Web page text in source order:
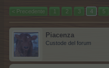
< Precedente 1 2 3 4 5
Piacenza
Custode del forum